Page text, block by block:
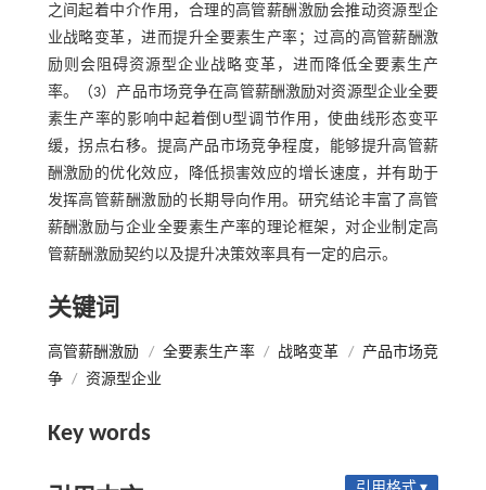
之间起着中介作用，合理的高管薪酬激励会推动资源型企
业战略变革，进而提升全要素生产率；过高的高管薪酬激
励则会阻碍资源型企业战略变革，进而降低全要素生产
率。（3）产品市场竞争在高管薪酬激励对资源型企业全要
素生产率的影响中起着倒U型调节作用，使曲线形态变平
缓，拐点右移。提高产品市场竞争程度，能够提升高管薪
酬激励的优化效应，降低损害效应的增长速度，并有助于
发挥高管薪酬激励的长期导向作用。研究结论丰富了高管
薪酬激励与企业全要素生产率的理论框架，对企业制定高
管薪酬激励契约以及提升决策效率具有一定的启示。
关键词
高管薪酬激励 / 全要素生产率 / 战略变革 / 产品市场竞
争 / 资源型企业
Key words